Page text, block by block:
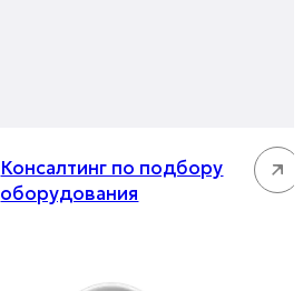
Консалтинг по подбору
оборудования